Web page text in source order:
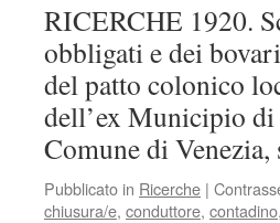
RICERCHE 1920.
obbligati e dei
del patto colonico
dell’ex Municipio
Comune di
Pubblicato in Ricerche |
chiusura/e, conduttore, contadino,